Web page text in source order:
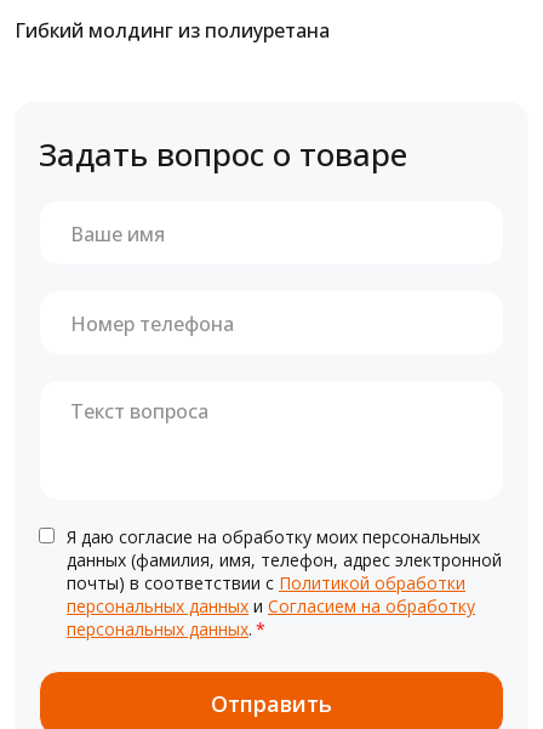
Гибкий молдинг из полиуретана
Задать вопрос о товаре
Я даю согласие на обработку моих персональных
данных (фамилия, имя, телефон, адрес электронной
почты) в соответствии с Политикой обработки
персональных данных и Согласием на обработку
персональных данных. *